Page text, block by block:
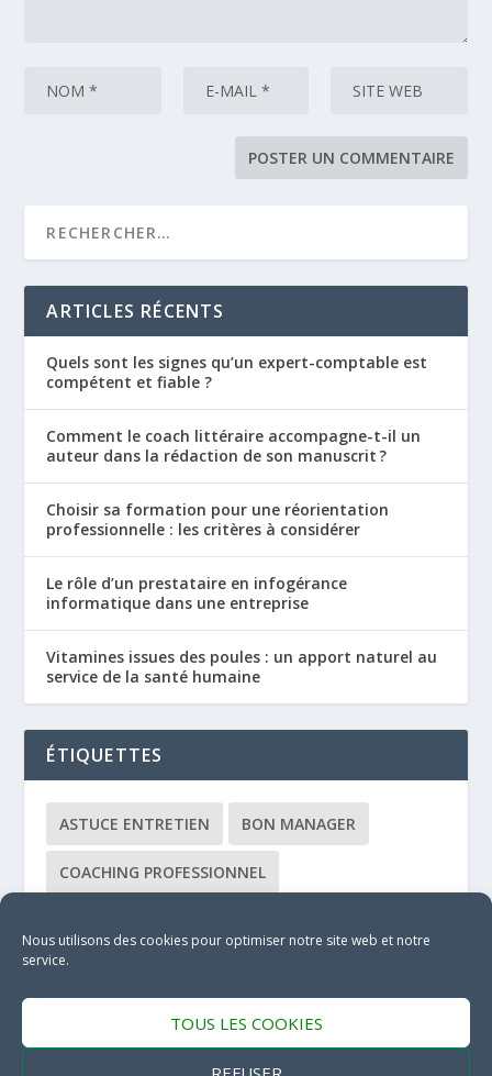
Nous utilisons des cookies pour optimiser notre site web et notre
service.
TOUS LES COOKIES
ARTICLES RÉCENTS
Quels sont les signes qu’un expert-comptable est
compétent et fiable ?
Comment le coach littéraire accompagne-t-il un
auteur dans la rédaction de son manuscrit ?
Choisir sa formation pour une réorientation
professionnelle : les critères à considérer
Le rôle d’un prestataire en infogérance
informatique dans une entreprise
Vitamines issues des poules : un apport naturel au
service de la santé humaine
ÉTIQUETTES
ASTUCE ENTRETIEN BON MANAGER
COACHING PROFESSIONNEL
DÉBUTANT
MANAGEMENT FÉMININ
MANAGEMENT HUMAIN MÉTHODE